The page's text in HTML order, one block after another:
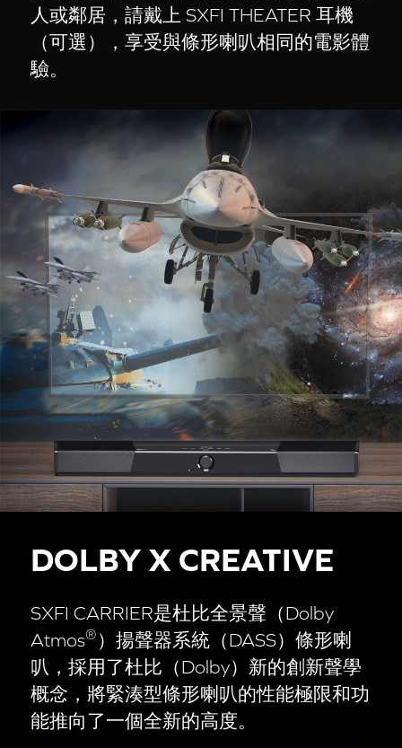
人或鄰居，請戴上 SXFI THEATER 耳機
（可選），享受與條形喇叭相同的電影體
驗。
DOLBY X CREATIVE
SXFI CARRIER是杜比全景聲（Dolby
Atmos® ）揚聲器系統（DASS）條形喇
叭，採用了杜比（Dolby）新的創新聲學
概念，將緊湊型條形喇叭的性能極限和功
能推向了一個全新的高度。